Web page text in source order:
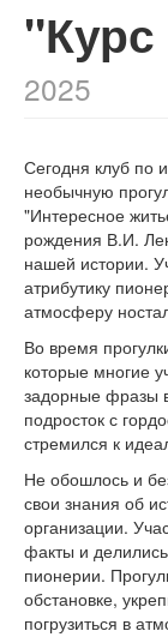
2025
Сегодня клуб по
необычную
"Интересное
рождения В.И.
нашей истории.
атрибутику
атмосферу
Во время
которые многие
задорные фразы
подросток с
стремился к
Не обошлось и
свои знания об
организации.
факты и
пионерии.
обстановке,
погрузиться в